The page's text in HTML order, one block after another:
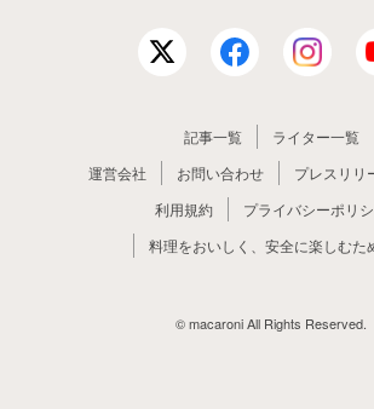
記事一覧
ライター一覧
運営会社
お問い合わせ
プレスリリ
利用規約
プライバシーポリ
料理をおいしく、安全に楽しむた
© macaroni All Rights Reserved.